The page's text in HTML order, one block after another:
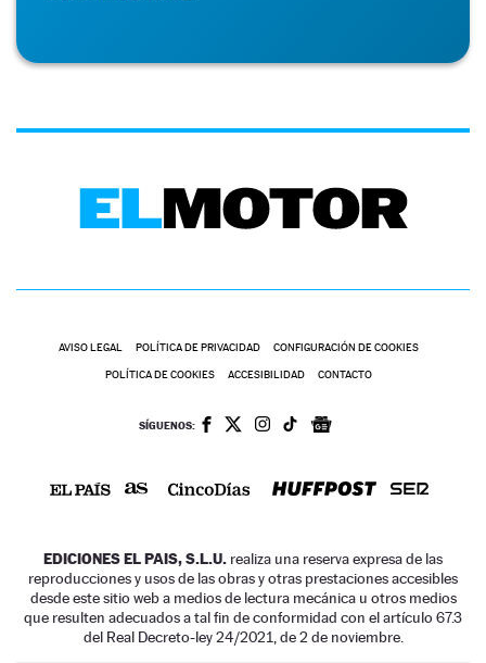
AVISO LEGAL POLÍTICA DE PRIVACIDAD CONFIGURACIÓN DE COOKIES
POLÍTICA DE COOKIES ACCESIBILIDAD CONTACTO
SÍGUENOS:
EDICIONES EL PAIS, S.L.U. realiza una reserva expresa de las
reproducciones y usos de las obras y otras prestaciones accesibles
desde este sitio web a medios de lectura mecánica u otros medios
que resulten adecuados a tal fin de conformidad con el artículo 67.3
del Real Decreto-ley 24/2021, de 2 de noviembre.